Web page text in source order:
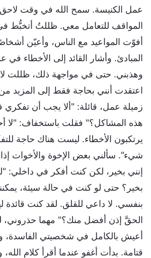
عمل الكنيسة. سمح الله في وقت
المواقف للتعامل معي. ظللتُ أتخبُّط
أفوّت المواعيد مع الناس، وأعيّن
المبادئ. وأشار القائد إلى الأخطاء
وهذبني. حتى في مواجهة ذلك، ظللت
اعتقدت أنني بحاجة فقط إلى المزيد من
زميلة عمل، قائلة: "ألا يجب أن
هذه المشاكل؟" فقلت باستخفاف: "لا
يرتكبون الأخطاء. ليست هناك حاجة
شيء". سألني بعض الإخوة والأخوات
إنني بخير، لكن كنت أفكر في داخلي:
بخير؟ حتى لو كنت في حالة سيئة،
بنفسي. لا داعي للقلق. لقد كنت قائدة
الحقَّ إذن أفضل منك؟" مهما
أعيش بالكامل في شخصيتي الفاسدة،
قتامة. بدأت أغفو عندما أقرأ كلام